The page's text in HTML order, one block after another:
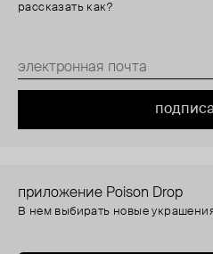
рассказать как?
приложение Poison Drop
В нем выбирать новые